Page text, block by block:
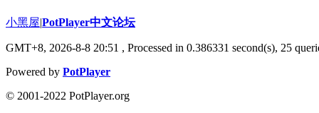
小黑屋|PotPlayer中文论坛
GMT+8, 2026-8-8 20:51 , Processed in 0.386331 second(s), 25
Powered by PotPlayer
© 2001-2022 PotPlayer.org